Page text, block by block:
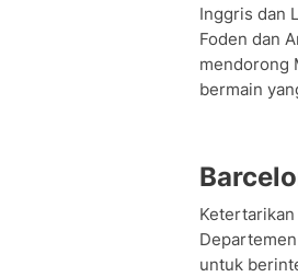
Inggris dan
Foden dan
mendorong
bermain
untuk